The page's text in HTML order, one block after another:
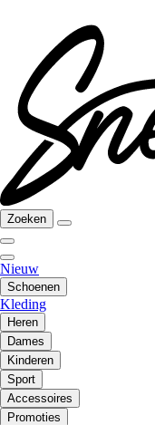
Zoeken
Nieuw
Schoenen
Kleding
Heren
Dames
Kinderen
Sport
Accessoires
Promoties